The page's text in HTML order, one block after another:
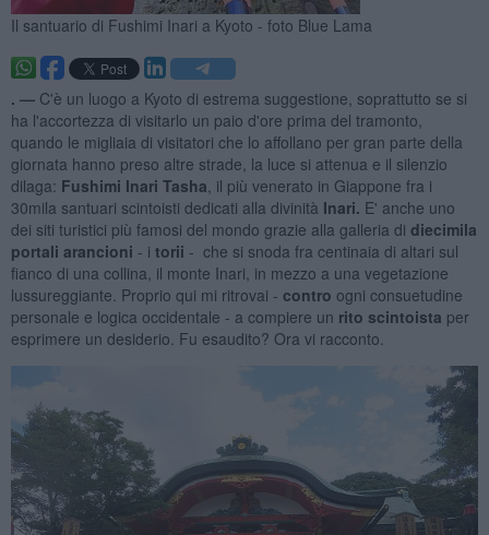
Il santuario di Fushimi Inari a Kyoto - foto Blue Lama
. — C'è un luogo a Kyoto di estrema suggestione, soprattutto se si
ha l'accortezza di visitarlo un paio d'ore prima del tramonto,
quando le migliaia di visitatori che lo affollano per gran parte della
giornata hanno preso altre strade, la luce si attenua e il silenzio
dilaga: Fushimi Inari Tasha , il più venerato in Giappone fra i
30mila santuari scintoisti dedicati alla divinità Inari. E' anche uno
dei siti turistici più famosi del mondo grazie alla galleria di diecimila
portali arancioni - i torii - che si snoda fra centinaia di altari sul
fianco di una collina, il monte Inari, in mezzo a una vegetazione
lussureggiante. Proprio qui mi ritrovai - contro ogni consuetudine
personale e logica occidentale - a compiere un rito scintoista per
esprimere un desiderio. Fu esaudito? Ora vi racconto.